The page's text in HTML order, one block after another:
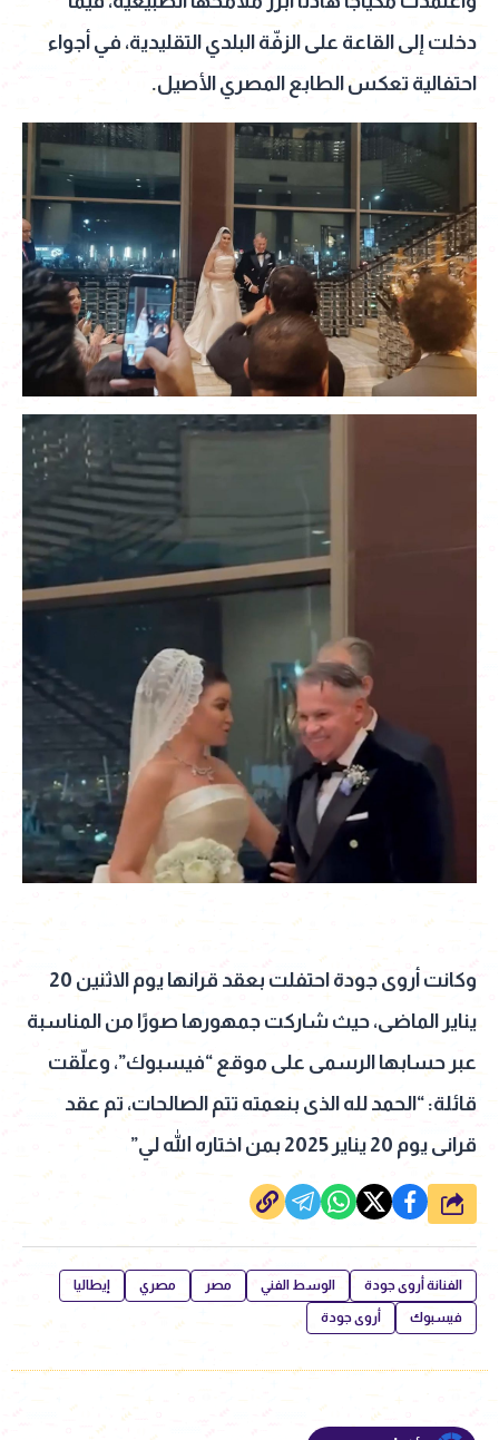
دخلت إلى القاعة على الزفّة البلدي التقليدية، في أجواء
احتفالية تعكس الطابع المصري الأصيل.
وكانت أروى جودة احتفلت بعقد قرانها يوم الاثنين 20
يناير الماضى، حيث شاركت جمهورها صورًا من المناسبة
عبر حسابها الرسمى على موقع “فيسبوك”، وعلّقت
قائلة: “الحمد لله الذى بنعمته تتم الصالحات، تم عقد
قرانى يوم 20 يناير 2025 بمن اختاره الله لي”
شارك
الفنانة أروى جودة الوسط الفني مصر مصري إيطاليا
فيسبوك أروى جودة